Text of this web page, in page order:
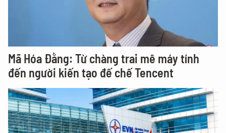
Mã Hóa Đằng: Từ chàng trai mê máy tính
đến người kiến tạo đế chế Tencent